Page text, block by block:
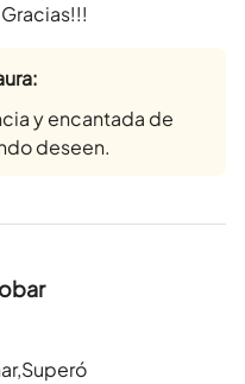
y encantada de
deseen.